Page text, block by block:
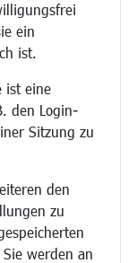
ein
ist.
ist eine
den Login-
Sitzung zu
den
zu
werden an